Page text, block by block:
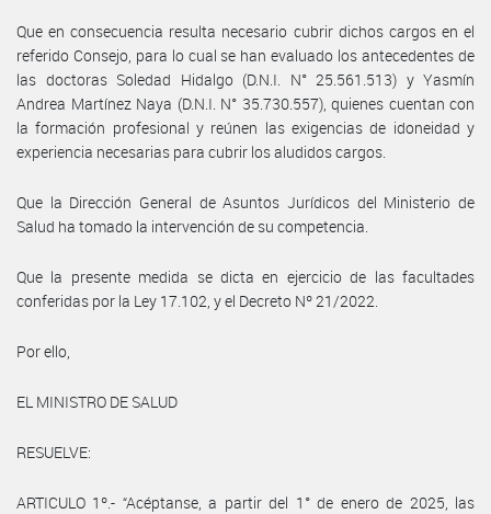
Que en consecuencia resulta necesario cubrir dichos cargos en el
referido Consejo, para lo cual se han evaluado los antecedentes de
las doctoras Soledad Hidalgo (D.N.I. N° 25.561.513) y Yasmín
Andrea Martínez Naya (D.N.I. N° 35.730.557), quienes cuentan con
la formación profesional y reúnen las exigencias de idoneidad y
experiencia necesarias para cubrir los aludidos cargos.
Que la Dirección General de Asuntos Jurídicos del Ministerio de
Salud ha tomado la intervención de su competencia.
Que la presente medida se dicta en ejercicio de las facultades
conferidas por la Ley 17.102, y el Decreto Nº 21/2022.
Por ello,
EL MINISTRO DE SALUD
RESUELVE:
ARTICULO 1º.- “Acéptanse, a partir del 1° de enero de 2025, las